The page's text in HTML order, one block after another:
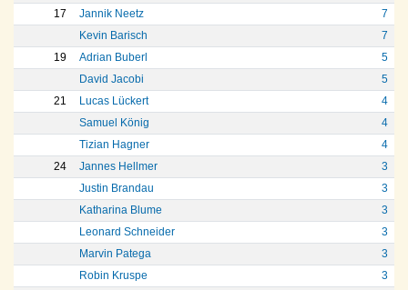
17
Jannik Neetz
7
Kevin Barisch
7
19
Adrian Buberl
5
David Jacobi
5
21
Lucas Lückert
4
Samuel König
4
Tizian Hagner
4
24
Jannes Hellmer
3
Justin Brandau
3
Katharina Blume
3
Leonard Schneider
3
Marvin Patega
3
Robin Kruspe
3